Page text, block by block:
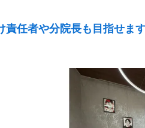
任者や分院長も目指せま